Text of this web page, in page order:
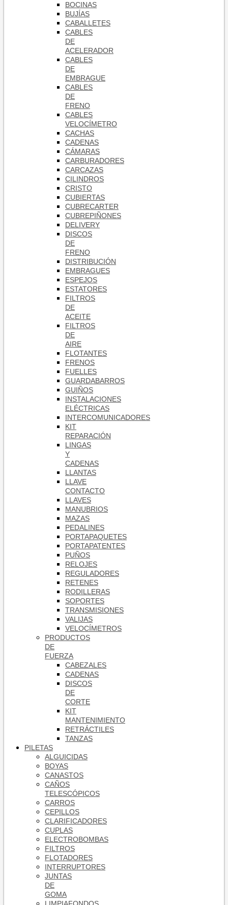
BOCINAS
BUJÍAS
CABALLETES
CABLES
DE
ACELERADOR
CABLES
DE
EMBRAGUE
CABLES
DE
FRENO
CABLES
VELOCÍMETRO
CACHAS
CADENAS
CÁMARAS
CARBURADORES
CARCAZAS
CILINDROS
CRISTO
CUBIERTAS
CUBRECARTER
CUBREPIÑONES
DELIVERY
DISCOS
DE
FRENO
DISTRIBUCIÓN
EMBRAGUES
ESPEJOS
ESTATORES
FILTROS
DE
ACEITE
FILTROS
DE
AIRE
FLOTANTES
FRENOS
FUELLES
GUARDABARROS
GUIÑOS
INSTALACIONES
ELÉCTRICAS
INTERCOMUNICADORES
KIT
REPARACIÓN
LINGAS
Y
CADENAS
LLANTAS
LLAVE
CONTACTO
LLAVES
MANUBRIOS
MAZAS
PEDALINES
PORTAPAQUETES
PORTAPATENTES
PUÑOS
RELOJES
REGULADORES
RETENES
RODILLERAS
SOPORTES
TRANSMISIONES
VALIJAS
VELOCÍMETROS
PRODUCTOS
DE
FUERZA
CABEZALES
CADENAS
DISCOS
DE
CORTE
KIT
MANTENIMIENTO
RETRÁCTILES
TANZAS
PILETAS
ALGUICIDAS
BOYAS
CANASTOS
CAÑOS
TELESCÓPICOS
CARROS
CEPILLOS
CLARIFICADORES
CUPLAS
ELECTROBOMBAS
FILTROS
FLOTADORES
INTERRUPTORES
JUNTAS
DE
GOMA